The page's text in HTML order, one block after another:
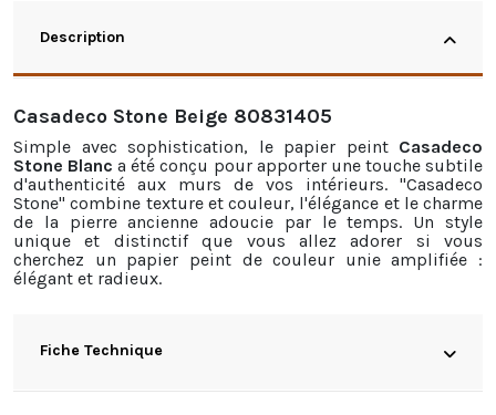
Description
Casadeco Stone Beige 80831405
Simple avec sophistication, le papier peint Casadeco
Stone Blanc a été conçu pour apporter une touche subtile
d'authenticité aux murs de vos intérieurs. "Casadeco
Stone" combine texture et couleur, l'élégance et le charme
de la pierre ancienne adoucie par le temps. Un style
unique et distinctif que vous allez adorer si vous
cherchez un papier peintde couleur unie amplifiée :
élégant et radieux.
Fiche Technique